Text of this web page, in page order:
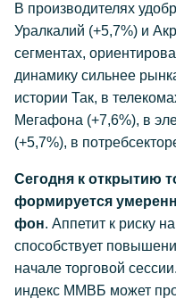
В производителях
Уралкалий (+5,7%) и
сегментах,
динамику сильнее
истории Так, в
Мегафона (+7,6%), в
(+5,7%), в
Сегодня к открытию
формируется
фон. Аппетит к риску
способствует
начале торговой
индекс ММВБ может